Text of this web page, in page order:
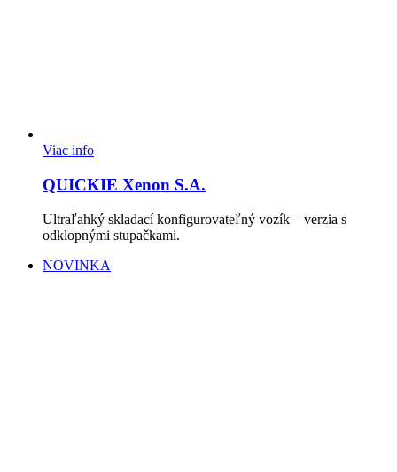
Viac info
QUICKIE Xenon S.A.
Ultraľahký skladací konfigurovateľný vozík – verzia s
odklopnými stupačkami.
NOVINKA